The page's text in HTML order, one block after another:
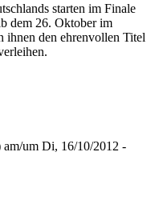
starten im Finale
dem 26. Oktober im
ihnen den ehrenvollen Titel
am/um Di, 16/10/2012 -